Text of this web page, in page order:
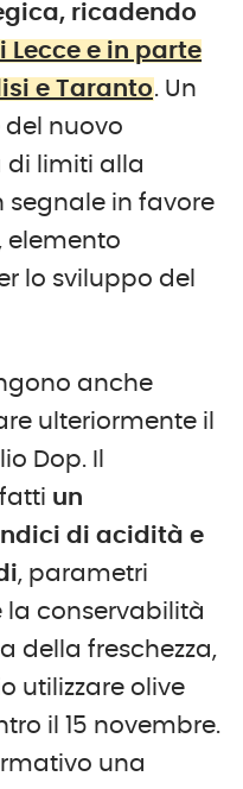
ricadendo
Lecce e in parte
e Taranto. Un
nuovo
di limiti alla
segnale in favore
elemento
lo sviluppo del
anche
ulteriormente il
Dop. Il
un
di acidità e
, parametri
la conservabilità
della freschezza,
utilizzare olive
il 15 novembre.
una